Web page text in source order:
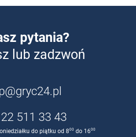
pytania?
lub zadzwoń
511 33 43
do piątku od 800 do 1600